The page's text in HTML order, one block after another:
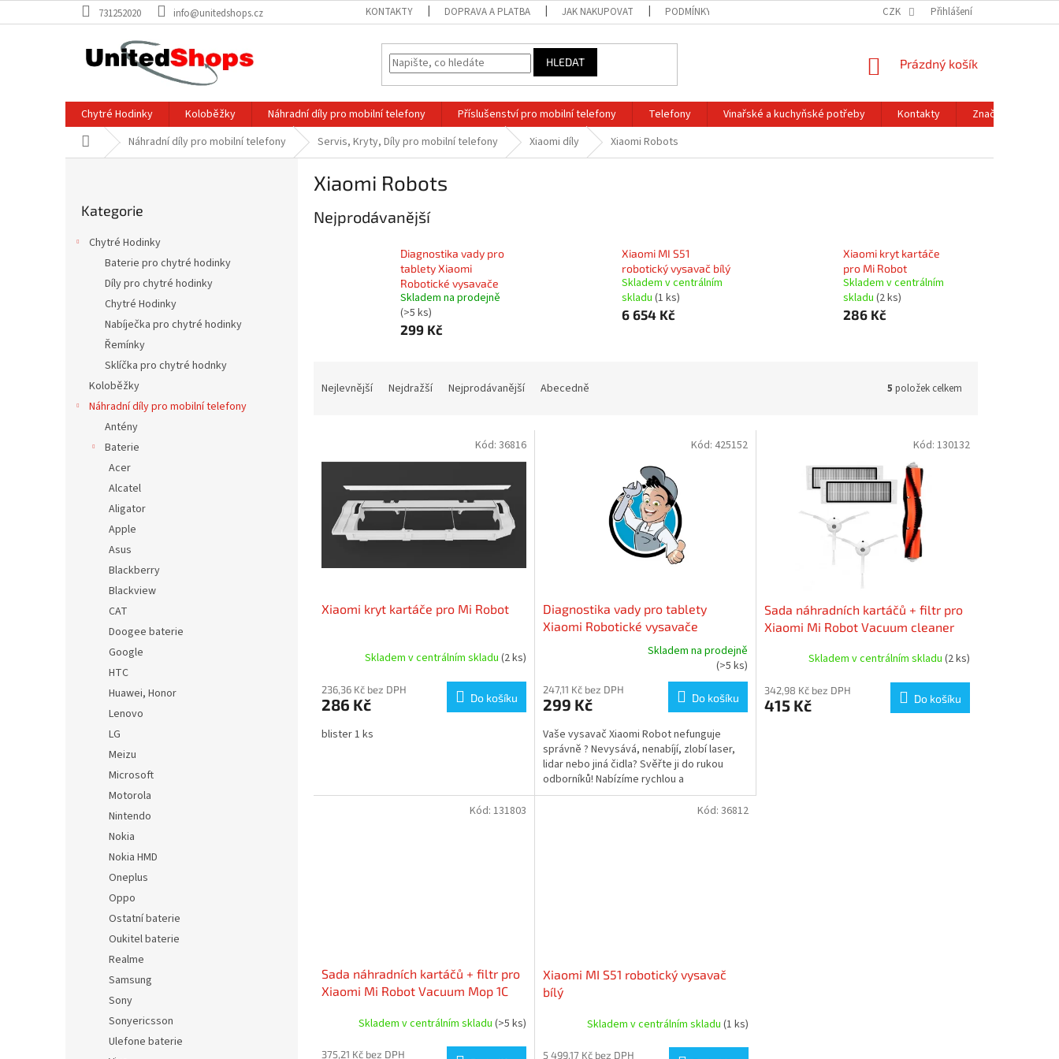
na
731252020 info@unitedshops.cz KONTAKTY DOPRAVA A PLATBA JAK NAKUPOVAT PODMÍNKY OCHRANY OSOBNÍCH ÚDAJŮ OBCHODNÍ PODMÍNKY
CZK Přihlášení
HLEDAT
NÁKUPNÍ
Prázdný košík
Chytré Hodinky Koloběžky Náhradní díly pro mobilní telefony Příslušenství pro mobilní telefony Telefony Vinařské a kuchyňské potřeby Kontakty
Značky
Domů Náhradní díly pro mobilní telefony Servis, Kryty, Díly pro mobilní telefony Xiaomi díly Xiaomi Robots
kategorie
Kategorie
Chytré Hodinky
Baterie pro chytré hodinky
Díly pro chytré hodinky
Chytré Hodinky
Nabíječka pro chytré hodinky
Řemínky
Sklíčka pro chytré hodnky
Koloběžky
Náhradní díly pro mobilní telefony
Antény
Baterie
Acer
Alcatel
Aligator
Apple
Asus
Blackberry
Blackview
CAT
Doogee baterie
Google
HTC
Huawei, Honor
Lenovo
LG
Meizu
Microsoft
Motorola
Nintendo
Nokia
Nokia HMD
Oneplus
Oppo
Ostatní baterie
Oukitel baterie
Realme
Samsung
Sony
Sonyericsson
Ulefone baterie
Xiaomi Robots
Nejprodávanější
Diagnostika vady pro
tablety Xiaomi
Robotické vysavače
Skladem na prodejně
(>5 ks)
299 Kč
Xiaomi MI S51
robotický vysavač bílý
Skladem v centrálním
skladu (1 ks)
6 654 Kč
Xiaomi kryt kartáče
pro Mi Robot
Skladem v centrálním
skladu (2 ks)
286 Kč
Nejlevnější Nejdražší Nejprodávanější Abecedně 5 položek celkem
Xiaomi kryt kartáče pro Mi Robot
Skladem v centrálním skladu (2 ks)
236,36 Kč bez DPH
286 Kč Do košíku
blister 1 ks
Kód: 36816
Diagnostika vady pro tablety
Xiaomi Robotické vysavače
produktu
je
z
5
hvězdiček.
Skladem na prodejně
(>5 ks)
247,11 Kč bez DPH
299 Kč Do košíku
Vaše vysavač Xiaomi Robot nefunguje
správně ? Nevysává, nenabíjí, zlobí laser,
lidar nebo jiná čidla? Svěřte ji do rukou
odborníků! Nabízíme rychlou a
profesionální diagnostiku,...
Kód: 425152
Sada náhradních kartáčů + filtr pro
Xiaomi Mi Robot Vacuum cleaner
Skladem v centrálním skladu (2 ks)
342,98 Kč bez DPH
415 Kč Do košíku
Kód: 130132
Sada náhradních kartáčů + filtr pro
Xiaomi Mi Robot Vacuum Mop 1C
Skladem v centrálním skladu (>5 ks)
375,21 Kč bez DPH
Kód: 131803
Xiaomi MI S51 robotický vysavač
bílý
Skladem v centrálním skladu (1 ks)
5 499,17 Kč bez DPH
Kód: 36812